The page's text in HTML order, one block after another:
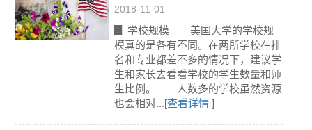
全面精准的美国大学选
校指南！
2018-11-01
▊ 学校规模 美国大学的学校规
模真的是各有不同。在两所学校在排
名和专业都差不多的情况下，建议学
生和家长去看看学校的学生数量和师
生比例。 人数多的学校虽然资源
也会相对...[查看详情 ]